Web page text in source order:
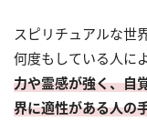
スピリチュアルな世
何度もしている人に
力や霊感が強く、自
界に適性がある人の